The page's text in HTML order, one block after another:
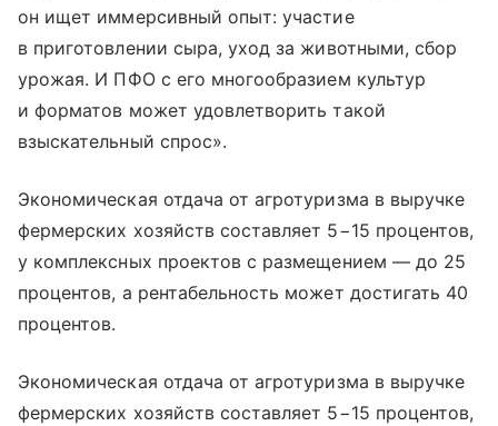
он ищет иммерсивный опыт: участие
в приготовлении сыра, уход за животными, сбор
урожая. И ПФО с его многообразием культур
и форматов может удовлетворить такой
взыскательный спрос».
Экономическая отдача от агротуризма в выручке
фермерских хозяйств составляет 5−15 процентов,
у комплексных проектов с размещением — до 25
процентов, а рентабельность может достигать 40
процентов.
Экономическая отдача от агротуризма в выручке
фермерских хозяйств составляет 5−15 процентов,